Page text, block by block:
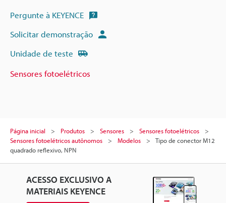
Pergunte à KEYENCE
Solicitar demonstração
Unidade de teste
Sensores fotoelétricos
Página inicial Produtos Sensores
Sensores fotoelétricos
Sensores fotoelétricos autônomos
Modelos
Tipo de conector M12
quadrado reflexivo, NPN
ACESSO EXCLUSIVO A
MATERIAIS KEYENCE